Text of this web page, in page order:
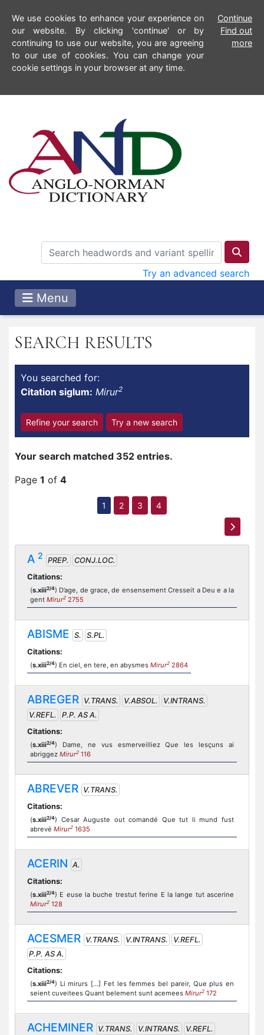
We use cookies to enhance your experience on
our website. By clicking 'continue' or by
continuing to use our website, you are agreeing
to our use of cookies. You can change your
cookie settings in your browser at any time.
Continue
Find out
more
Try an advanced search
Menu
SEARCH RESULTS
You searched for:
Citation siglum: Mirur2
Refine your search Try a new search
Your search matched 352 entries.
Page 1 of 4
1 2 3 4
A 2 PREP.
CONJ.LOC.
Citations:
(s.xiii2/4) D’age, de grace, de ensensement Cresseit a Deu e a la
gent Mirur2 2755
ABISME S.
S.PL.
Citations:
(s.xiii2/4) En ciel, en tere, en abysmes Mirur2 2864
ABREGER V.TRANS. V.ABSOL.
V.INTRANS.
V.REFL.
P.P. AS A.
Citations:
(s.xiii2/4) Dame, ne vus esmerveilliez Que les lesçuns ai
abriggez Mirur2 116
ABREVER V.TRANS.
Citations:
(s.xiii2/4) Cesar Auguste out comandé Que tut li mund fust
abrevé Mirur2 1635
ACERIN A.
Citations:
(s.xiii2/4) E euse la buche trestut ferine E la lange tut ascerine
Mirur2 128
ACESMER V.TRANS. V.INTRANS.
V.REFL.
P.P. AS A.
Citations:
(s.xiii2/4) Li mirurs […] Fet les femmes bel pareir, Que plus en
seient cuveitees Quant belement sunt acemees Mirur2 172
ACHEMINER V.TRANS. V.INTRANS.
V.REFL.